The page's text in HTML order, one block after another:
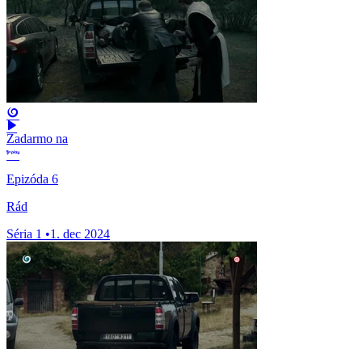
Zadarmo na
Epizóda 6
Rád
Séria 1 •1. dec 2024